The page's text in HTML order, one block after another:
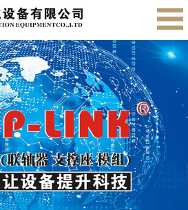
产品展示 售后服务
English